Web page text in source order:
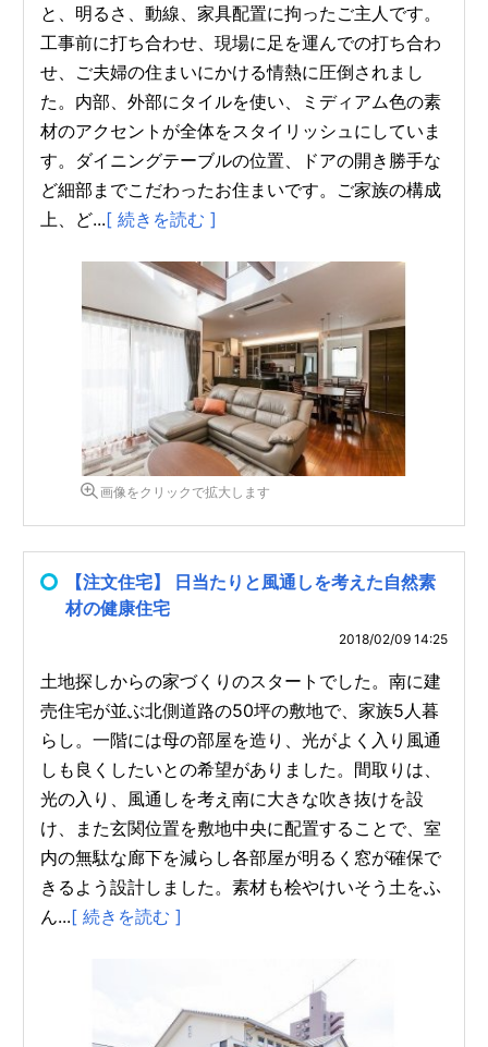
と、明るさ、動線、家具配置に拘ったご主人です。
工事前に打ち合わせ、現場に足を運んでの打ち合わ
せ、ご夫婦の住まいにかける情熱に圧倒されまし
た。内部、外部にタイルを使い、ミディアム色の素
材のアクセントが全体をスタイリッシュにしていま
す。ダイニングテーブルの位置、ドアの開き勝手な
ど細部までこだわったお住まいです。ご家族の構成
上、ど...[ 続きを読む ]
画像をクリックで拡大します
【注文住宅】 日当たりと風通しを考えた自然素
材の健康住宅
2018/02/09 14:25
土地探しからの家づくりのスタートでした。南に建
売住宅が並ぶ北側道路の50坪の敷地で、家族5人暮
らし。一階には母の部屋を造り、光がよく入り風通
しも良くしたいとの希望がありました。間取りは、
光の入り、風通しを考え南に大きな吹き抜けを設
け、また玄関位置を敷地中央に配置することで、室
内の無駄な廊下を減らし各部屋が明るく窓が確保で
きるよう設計しました。素材も桧やけいそう土をふ
ん...[ 続きを読む ]